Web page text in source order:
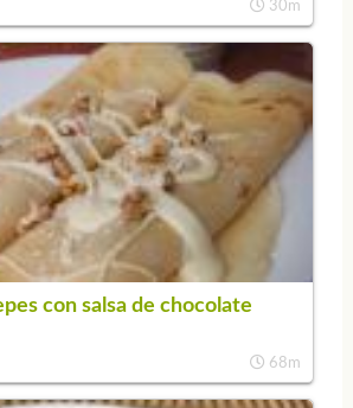
30m
con salsa de chocolate
68m